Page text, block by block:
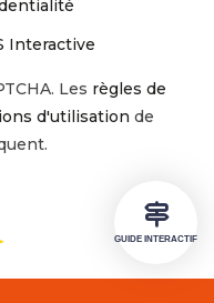
GUIDE INTERACTIF
Interactive
Les règles de
d'utilisation de